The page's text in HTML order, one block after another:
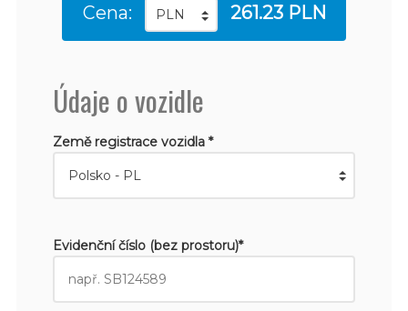
Cena: 261.23 PLN
Údaje o vozidle
Země registrace vozidla *
Evidenční číslo (bez prostoru)*